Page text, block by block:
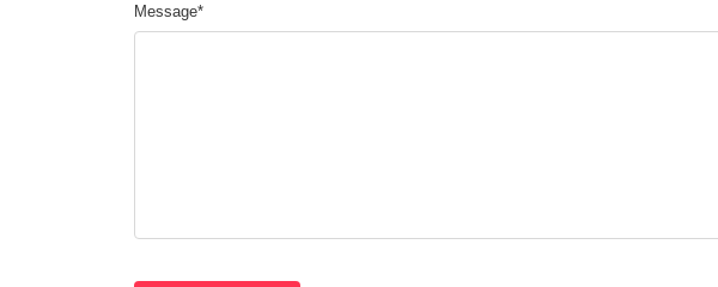
Message*